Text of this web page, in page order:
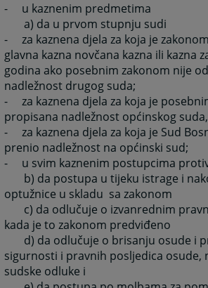
- u kaznenim predmetima
a) da u prvom stupnju sudi
- za kaznena djela za koja je
glavna kazna novčana kazna ili kazna
godina ako posebnim zakonom nije
nadležnost drugog suda;
- za kaznena djela za koja je
propisana nadležnost općinskog suda,
- za kaznena djela za koja je Sud
prenio nadležnost na općinski sud;
- u svim kaznenim postupcima
b) da postupa u tijeku istrage i
optužnice u skladu sa zakonom
c) da odlučuje o izvanrednim
kada je to zakonom predviđeno
d) da odlučuje o brisanju osude i
sigurnosti i pravnih posljedica osude,
sudske odluke i